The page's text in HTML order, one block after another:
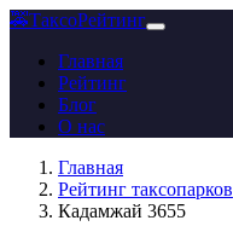
🚕ТаксоРейтинг
Главная
Рейтинг
Блог
О нас
Главная
Рейтинг таксопарков
Кадамжай 3655